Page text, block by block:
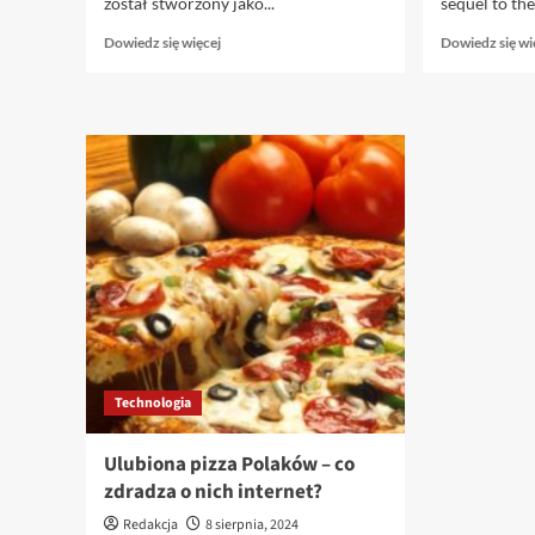
Dowiedz się więcejDowiedz
jest
RCS
Funkcja,
którą
masz
na
swoim
telefonie,
a
być
może
o
nie
wiesz.
Dowiedz się
Technologia
Ulubiona pizza Polaków – co
zdradza o nich internet?
Redakcja
8 sierpnia, 2024